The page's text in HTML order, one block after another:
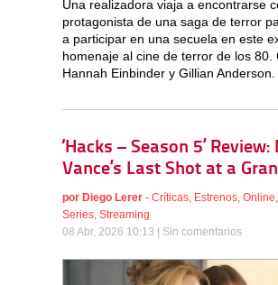
Una realizadora viaja a encontrarse
protagonista de una saga de terror
a participar en una secuela en este
homenaje al cine de terror de los 80.
Hannah Einbinder y Gillian Anderson.
‘Hacks – Season 5’
Vance’s Last Shot at a
por Diego Lerer - Críticas, Estrenos, Online,
Series, Streaming
08 Abr, 2026 10:13 | Sin comentarios